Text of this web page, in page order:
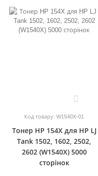
Код товару: W1540X-01
Тонер HP 154X для HP LJ
Tank 1502, 1602, 2502,
2602 (W1540X) 5000
сторінок